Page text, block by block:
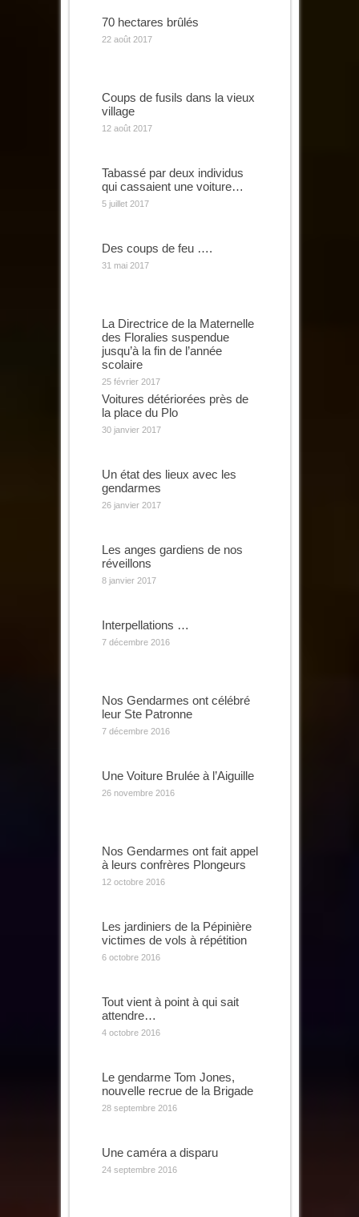
70 hectares brûlés
22 août 2017
Coups de fusils dans la vieux
village
12 août 2017
Tabassé par deux individus
qui cassaient une voiture…
5 juillet 2017
Des coups de feu ….
31 mai 2017
La Directrice de la Maternelle
des Floralies suspendue
jusqu’à la fin de l’année
scolaire
25 février 2017
Voitures détériorées près de
la place du Plo
30 janvier 2017
Un état des lieux avec les
gendarmes
26 janvier 2017
Les anges gardiens de nos
réveillons
8 janvier 2017
Interpellations …
7 décembre 2016
Nos Gendarmes ont célébré
leur Ste Patronne
7 décembre 2016
Une Voiture Brulée à l’Aiguille
26 novembre 2016
Nos Gendarmes ont fait appel
à leurs confrères Plongeurs
12 octobre 2016
Les jardiniers de la Pépinière
victimes de vols à répétition
6 octobre 2016
Tout vient à point à qui sait
attendre…
4 octobre 2016
Le gendarme Tom Jones,
nouvelle recrue de la Brigade
28 septembre 2016
Une caméra a disparu
24 septembre 2016